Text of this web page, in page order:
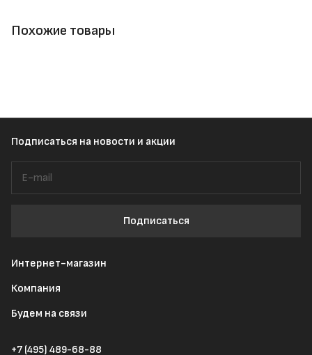
Похожие товары
Подписаться на новости и акции
Подписаться
Интернет-магазин
Компания
Будем на связи
+7 (495) 489-68-88